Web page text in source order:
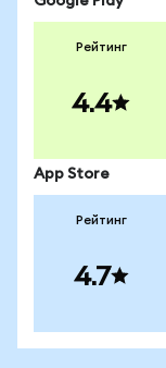
Рейтинг
4.4
App Store
Рейтинг
4.7